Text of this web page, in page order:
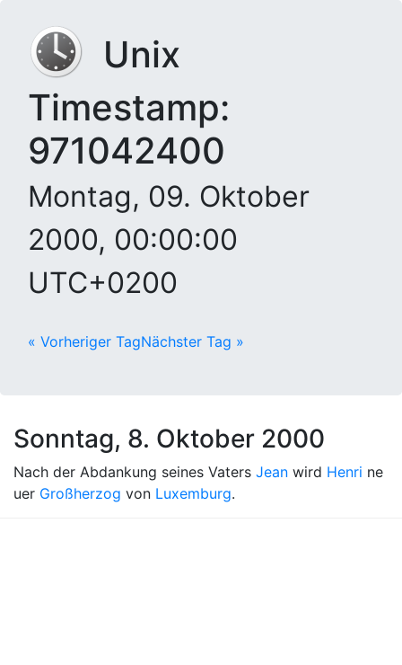
Unix
Timestamp:
971042400
Montag, 09. Oktober
2000, 00:00:00
UTC+0200
« Vorheriger TagNächster Tag »
Sonntag, 8. Oktober 2000
Nach der Abdankung seines Vaters Jean wird Henri ne
uer Großherzog von Luxemburg.